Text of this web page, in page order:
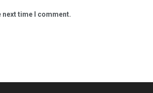
next time I comment.